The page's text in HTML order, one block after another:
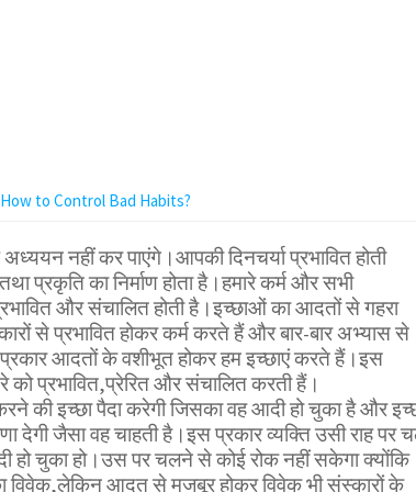
How to Control Bad Habits?
नहीं कर पाएंगे।आपकी दिनचर्या प्रभावित होती
प्रकृति का निर्माण होता है।हमारे कर्म और सभी
और संचालित होती है।इच्छाओं का आदतों से गहरा
से प्रभावित होकर कर्म करते हैं और बार-बार अभ्यास से
प्रकार आदतों के वशीभूत होकर हम इच्छाएं करते हैं।इस
प्रभावित,प्रेरित और संचालित करती हैं।
की इच्छा पैदा करेगी जिसका वह आदी हो चुका है और
देगी जैसा वह चाहती है।इस प्रकार व्यक्ति उसी राह पर
हो चुका हो।उस पर चलने से कोई रोक नहीं सकेगा क्योंकि
विवेक,लेकिन आदत से मजबूर होकर विवेक भी संस्कारों के